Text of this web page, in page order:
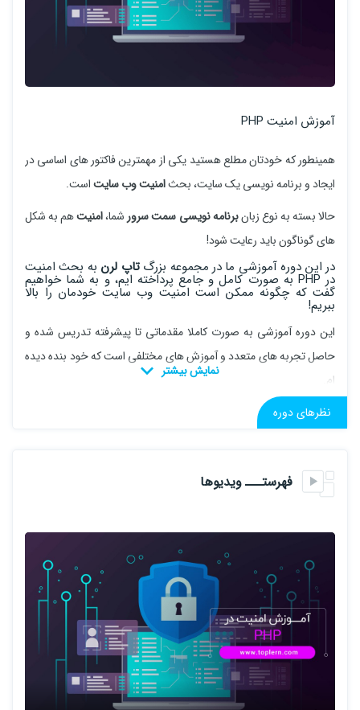
آموزش امنیت PHP
همینطور که خودتان مطلع هستید یکی از مهمترین فاکتور های اساسی در
ایجاد و برنامه نویسی یک سایت، بحثامنیت وب سایتاست.
حالا بسته به نوع زبانبرنامه نویسی سمت سرور شما،امنیتهم به شکل
های گوناگون باید رعایت شود!
در این دوره آموزشی ما در مجموعه بزرگتاپ لرن به بحث امنیت
در PHP به صورت کامل و جامع پرداخته ایم، و به شما خواهیم
گفت که چگونه ممکن است امنیت وب سایت خودمان را بالا
ببریم!
این دوره آموزشی به صورت کاملا مقدماتی تا پیشرفته تدریس شده و
حاصل تجربه های متعدد و آموزش های مختلفی است که خود بنده دیده
ام.
ما در این دوره آموزشی به صورت کاملا پروژه محور پیش خواهیم رفت و
ویژگی های مهم این دوره آموزشی عبارت است از :
تصویر، صدا و مدت زمان ویدئو ها (هر ویدئو کمتر از 10 دقیقه)
2- پروژه محور بودن آموزش که باعث افزایش بهره وری شما عزیزان
خواهد شد!
نظرهای دوره
فهرستـــ ویدیوها